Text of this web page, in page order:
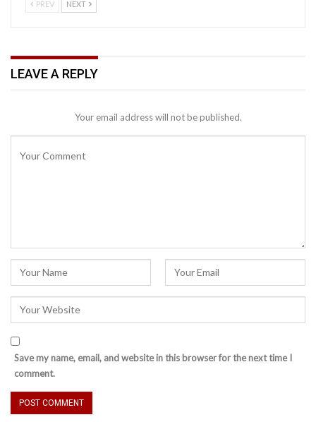
PREV NEXT
LEAVE A REPLY
Your email address will not be published.
Save my name, email, and website in this browser for the next time I
comment.